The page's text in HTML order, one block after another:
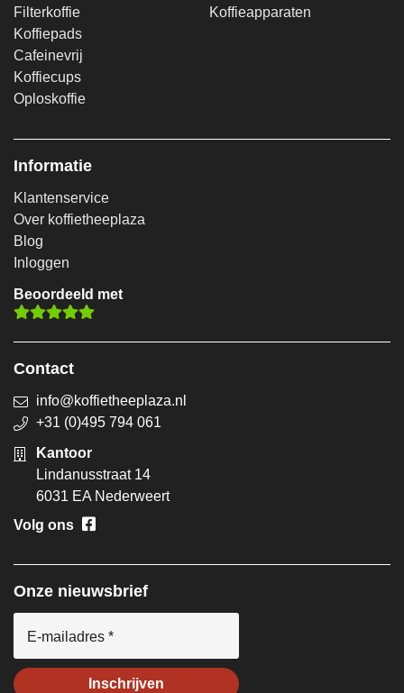
Filterkoffie
Koffiepads
Cafeinevrij
Koffiecups
Oploskoffie
Koffieapparaten
Informatie
Klantenservice
Over koffietheeplaza
Blog
Inloggen
Beoordeeld met
Contact
info@koffietheeplaza.nl
+31 (0)495 794 061
Kantoor
Lindanusstraat 14
6031 EA Nederweert
Volg ons
Onze nieuwsbrief
E-mailadres *
Inschrijven